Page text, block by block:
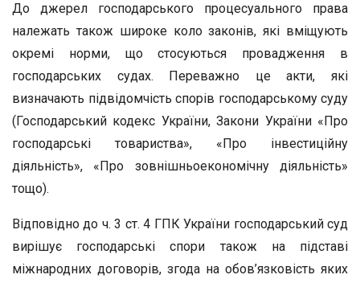
До джерел господарського процесуального права
належать також широке коло законів, які вміщують
окремі норми, що стосуються провадження в
господарських судах. Переважно це акти, які
визначають підвідомчість спорів господарському суду
(Господарський кодекс України, Закони України «Про
господарські товариства», «Про інвестиційну
діяльність», «Про зовнішньоекономічну діяльність»
тощо).
Відповідно до ч. 3 ст. 4 ГПК України господарський суд
вирішує господарські спори також на підставі
міжнародних договорів, згода на обов’язковість яких